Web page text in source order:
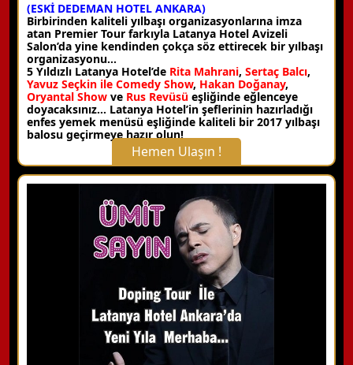
(ESKİ DEDEMAN HOTEL ANKARA)
Birbirinden kaliteli yılbaşı organizasyonlarına imza
atan Premier Tour farkıyla Latanya Hotel Avizeli
Salon’da yine kendinden çokça söz ettirecek bir yılbaşı
organizasyonu…
5 Yıldızlı Latanya Hotel’de Rita Mahrani, Sertaç Balcı,
Yavuz Seçkin ile Comedy Show, Hakan Doğanay,
Oryantal Show ve Rus Revüsü eşliğinde eğlenceye
doyacaksınız… Latanya Hotel’in şeflerinin hazırladığı
enfes yemek menüsü eşliğinde kaliteli bir 2017 yılbaşı
balosu geçirmeye hazır olun!
Hemen Ulaşın !
X Kapat
WhatsApp ile Bilgi Alın
Detaylı Bilgi Alın